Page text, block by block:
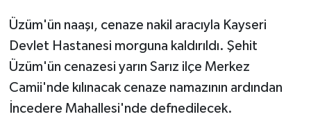
Üzüm'ün naaşı, cenaze nakil aracıyla Kayseri
Devlet Hastanesi morguna kaldırıldı. Şehit
Üzüm'ün cenazesi yarın Sarız ilçe Merkez
Camii'nde kılınacak cenaze namazının ardından
İncedere Mahallesi'nde defnedilecek.